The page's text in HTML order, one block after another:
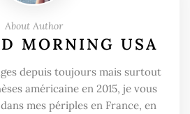
About Author
MORNING USA
depuis toujours mais surtout
américaine en 2015, je vous
mes périples en France, en